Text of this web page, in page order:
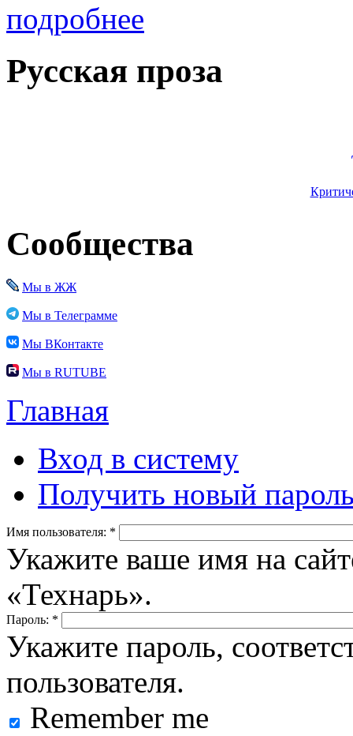
подробнее
Русская проза
Сообщества
Мы в ЖЖ
Мы в Телеграмме
Мы ВКонтакте
Мы в RUTUBE
Главная
Вход в систему
Получить новый
Имя пользователя: *
Укажите ваше имя на
«Технарь».
Пароль: *
Укажите пароль,
пользователя.
Remember me